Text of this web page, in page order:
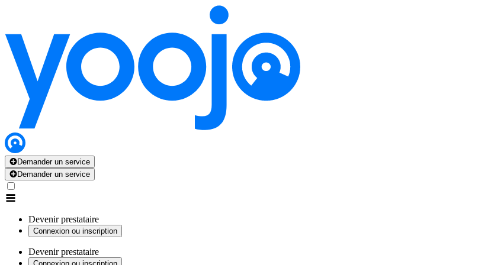
Demander un service
Demander un service
Devenir prestataire
Connexion ou inscription
Devenir prestataire